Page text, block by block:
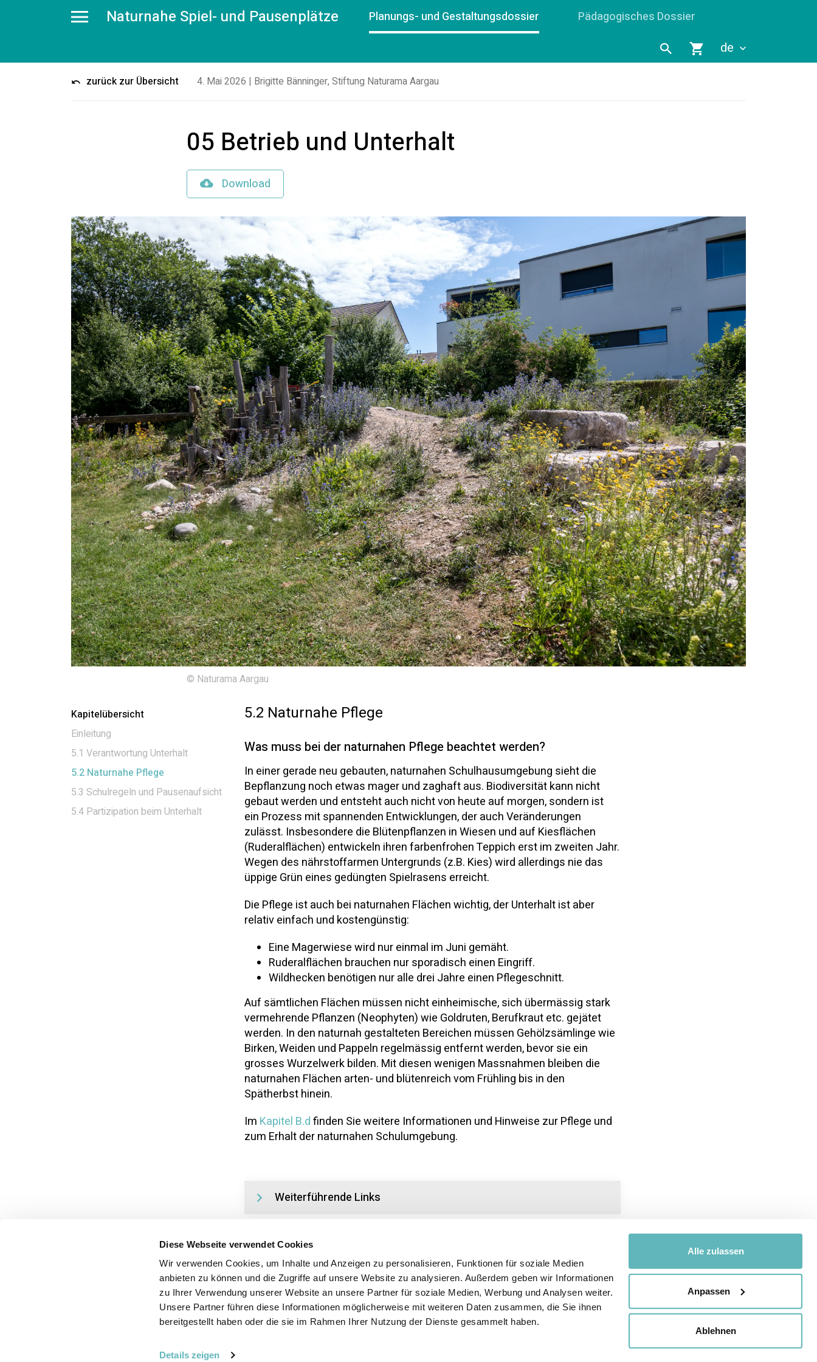
Diese Webseite verwendet Cookies
Wir verwenden Cookies, um Inhalte und Anzeigen zu personalisieren, Funktionen für soziale Medien
anbieten zu können und die Zugriffe auf unsere Website zu analysieren. Außerdem geben wir Informationen
zu Ihrer Verwendung unserer Website an unsere Partner für soziale Medien, Werbung und Analysen weiter.
Unsere Partner führen diese Informationen möglicherweise mit weiteren Daten zusammen, die Sie ihnen
bereitgestellt haben oder die sie im Rahmen Ihrer Nutzung der Dienste gesammelt haben.
Details zeigen
Alle zulassen
Anpassen
Ablehnen
Naturnahe Spiel- und Pausenplätze Planungs- und Gestaltungsdossier Pädagogisches Dossier
de
zurück zur Übersicht 4. Mai 2026 | Brigitte Bänninger, Stiftung Naturama Aargau
05 Betrieb und Unterhalt
Download
© Naturama Aargau
Kapitelübersicht
Einleitung
5.1 Verantwortung Unterhalt
5.2 Naturnahe Pflege
5.3 Schulregeln und Pausenaufsicht
5.4 Partizipation beim Unterhalt
5.2 Naturnahe Pflege
Was muss bei der naturnahen Pflege beachtet werden?
In einer gerade neu gebauten, naturnahen Schulhausumgebung sieht die
Bepflanzung noch etwas mager und zaghaft aus. Biodiversität kann nicht
gebaut werden und entsteht auch nicht von heute auf morgen, sondern ist
ein Prozess mit spannenden Entwicklungen, der auch Veränderungen
zulässt. Insbesondere die Blütenpflanzen in Wiesen und auf Kiesflächen
(Ruderalflächen) entwickeln ihren farbenfrohen Teppich erst im zweiten Jahr.
Wegen des nährstoffarmen Untergrunds (z.B. Kies) wird allerdings nie das
üppige Grün eines gedüngten Spielrasens erreicht.
Die Pflege ist auch bei naturnahen Flächen wichtig, der Unterhalt ist aber
relativ einfach und kostengünstig:
Eine Magerwiese wird nur einmal im Juni gemäht.
Ruderalflächen brauchen nur sporadisch einen Eingriff.
Wildhecken benötigen nur alle drei Jahre einen Pflegeschnitt.
Auf sämtlichen Flächen müssen nicht einheimische, sich übermässig stark
vermehrende Pflanzen (Neophyten) wie Goldruten, Berufkraut etc. gejätet
werden. In den naturnah gestalteten Bereichen müssen Gehölzsämlinge wie
Birken, Weiden und Pappeln regelmässig entfernt werden, bevor sie ein
grosses Wurzelwerk bilden. Mit diesen wenigen Massnahmen bleiben die
naturnahen Flächen arten- und blütenreich vom Frühling bis in den
Spätherbst hinein.
Im Kapitel B.dfinden Sie weitere Informationen und Hinweise zur Pflege und
zum Erhalt der naturnahen Schulumgebung.
Weiterführende Links
5.1 Verantwortung Unterhalt
Zurück
zur Übersicht
nächstes
5.3 Schulregeln und Pausenaufsicht